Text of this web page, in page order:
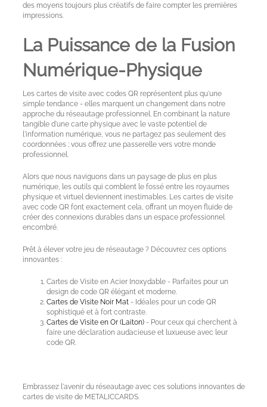
des moyens toujours plus créatifs de faire compter les premières
impressions.
La Puissance de la Fusion
Numérique-Physique
Les cartes de visite avec codes QR représentent plus qu'une
simple tendance - elles marquent un changement dans notre
approche du réseautage professionnel. En combinant la nature
tangible d'une carte physique avec le vaste potentiel de
l'information numérique, vous ne partagez pas seulement des
coordonnées ; vous offrez une passerelle vers votre monde
professionnel.
Alors que nous naviguons dans un paysage de plus en plus
numérique, les outils qui comblent le fossé entre les royaumes
physique et virtuel deviennent inestimables. Les cartes de visite
avec code QR font exactement cela, offrant un moyen fluide de
créer des connexions durables dans un espace professionnel
encombré.
Prêt à élever votre jeu de réseautage ? Découvrez ces options
innovantes :
Cartes de Visite en Acier Inoxydable - Parfaites pour un
design de code QR élégant et moderne.
Cartes de Visite Noir Mat- Idéales pour un code QR
sophistiqué et à fort contraste.
Cartes de Visite en Or (Laiton)- Pour ceux qui cherchent à
faire une déclaration audacieuse et luxueuse avec leur
code QR.
Embrassez l'avenir du réseautage avec ces solutions innovantes de
cartes de visite de METALICCARDS.